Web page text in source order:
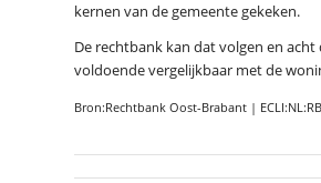
kernen van de gemeente gekeken.
De rechtbank kan dat volgen en
voldoende vergelijkbaar met de
Bron:Rechtbank Oost-Brabant |